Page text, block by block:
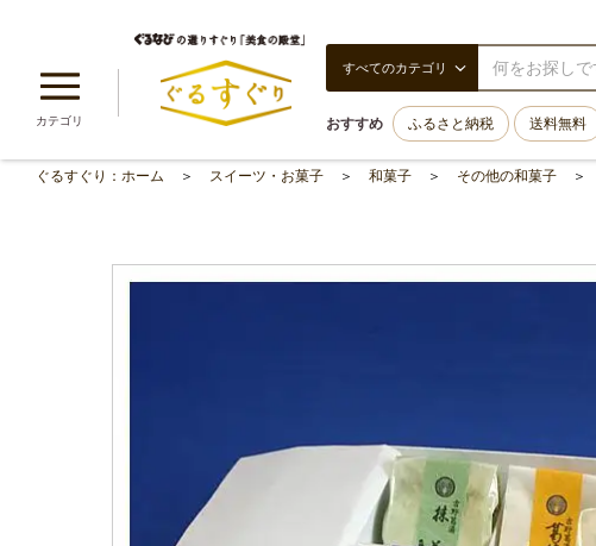
カテゴリ
すべてのカテゴリ
おすすめ ふるさと納税 送料無料
ぐるすぐり：ホーム スイーツ・お菓子 和菓子 その他の和菓子